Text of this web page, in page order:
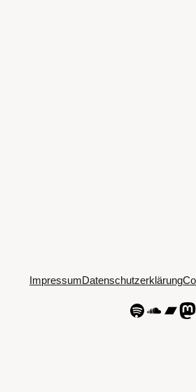
ImpressumDatenschutzerklärung
Spotify